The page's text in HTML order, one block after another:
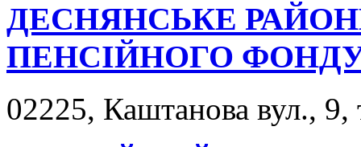
ДЕСНЯНСЬКЕ
ПЕНСІЙНОГО
02225, Каштанова вул., 9,